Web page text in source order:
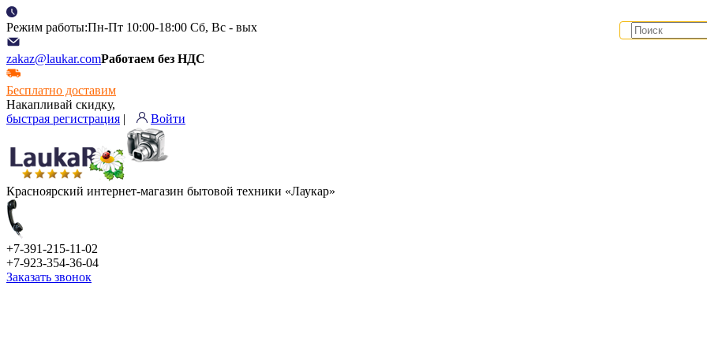
Режим работы:Пн-Пт 10:00-18:00 Сб, Вс - вых
zakaz@laukar.comРаботаем без НДС
Бесплатно доставим
Накапливай скидку,
быстрая регистрация | Войти
Красноярский интернет-магазин бытовой техники «Лаукар»
+7-391-215-11-02
+7-923-354-36-04
Заказать звонок